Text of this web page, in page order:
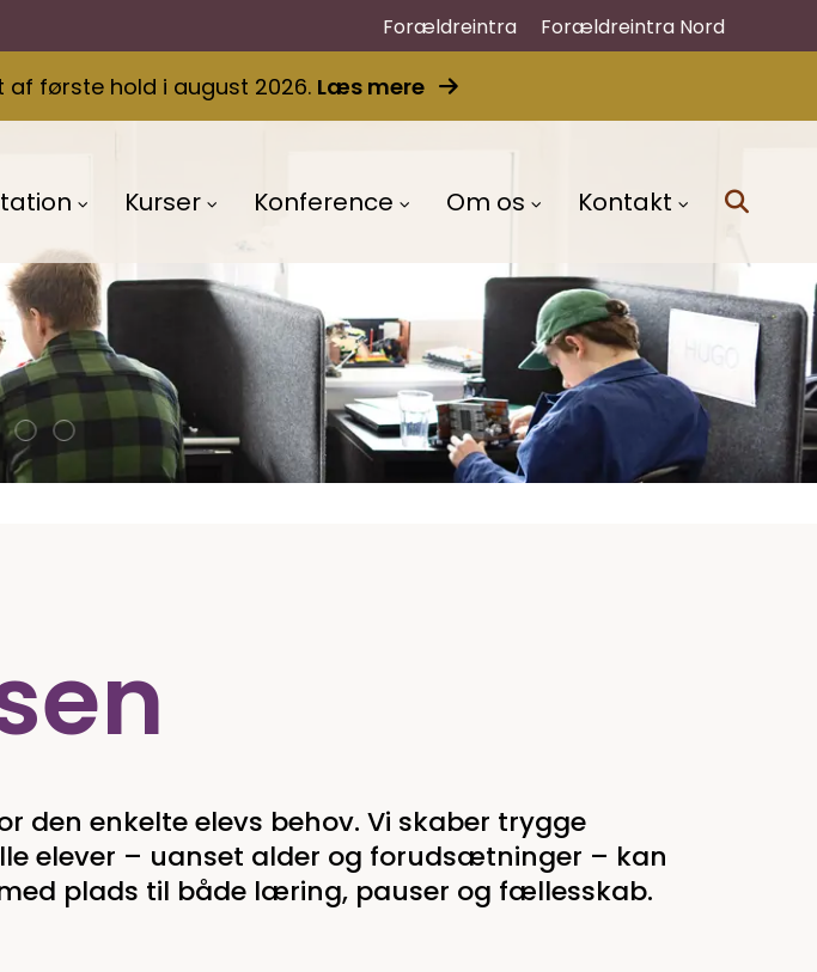
Forældreintra Forældreintra Nord
af første hold i august 2026. Læs mere
Kurser Konference Om os Kontakt
den enkelte elevs behov. Vi skaber trygge
elever – uanset alder og forudsætninger – kan
plads til både læring, pauser og fællesskab.